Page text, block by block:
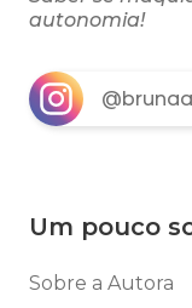
autonomia!
Um pouco
Sobre a Autora